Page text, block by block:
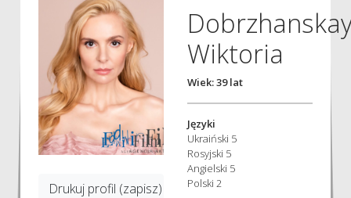
Drukuj profil (zapisz)
Wiktoria
Wiek: 39 lat
Języki
Ukraiński 5
Rosyjski 5
Angielski 5
Polski 2